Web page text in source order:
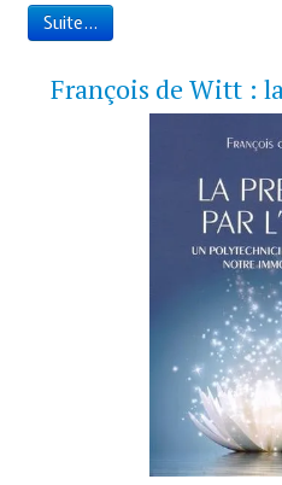
Suite...
François de Witt :